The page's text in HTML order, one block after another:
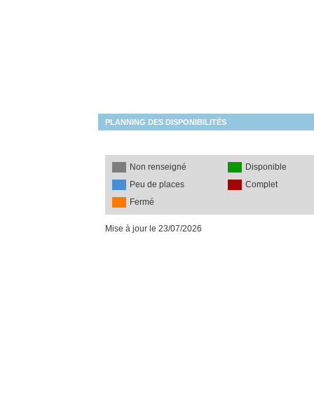
PLANNING DES DISPONIBILITÉS
Non renseigné
Disponible
Peu de places
Complet
Fermé
Mise à jour le 23/07/2026